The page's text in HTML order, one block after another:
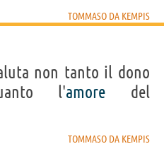
TOMMASO DA KEMPIS
non tanto il dono
l'amore del
TOMMASO DA KEMPIS